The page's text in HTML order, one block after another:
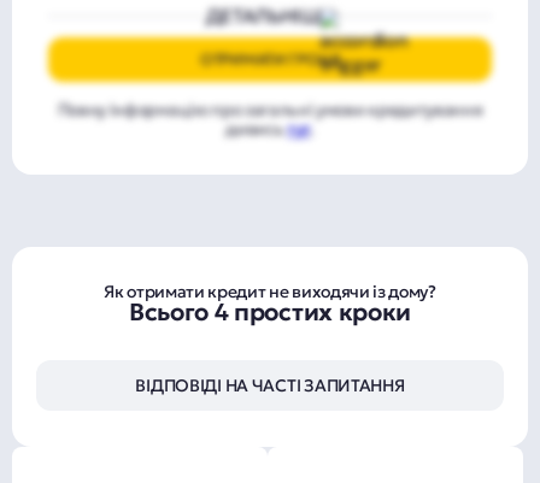
ДЕТАЛЬНІШЕ
ОТРИМАТИ ГРОШІ
Повну інформацію про загальні умови кредитування
дивисьтут.
Як отримати кредит не виходячи із дому?
Всього 4 простих кроки
ВІДПОВІДІ НА ЧАСТІ ЗАПИТАННЯ